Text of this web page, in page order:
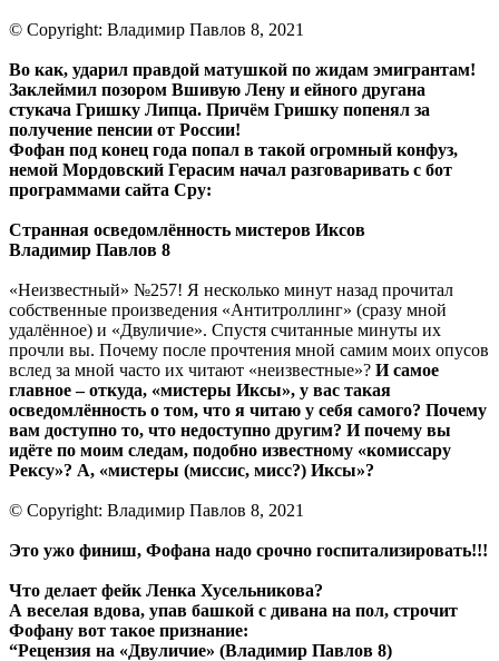
© Copyright: Владимир Павлов 8, 2021
Во как, ударил правдой матушкой по жидам эмигрантам!
Заклеймил позором Вшивую Лену и ейного другана
стукача Гришку Липца. Причём Гришку попенял за
получение пенсии от России!
Фофан под конец года попал в такой огромный конфуз,
немой Мордовский Герасим начал разговаривать с бот
программами сайта Сру:
Странная осведомлённость мистеров Иксов
Владимир Павлов 8
«Неизвестный» №257! Я несколько минут назад прочитал
собственные произведения «Антитроллинг» (сразу мной
удалённое) и «Двуличие». Спустя считанные минуты их
прочли вы. Почему после прочтения мной самим моих опусов
вслед за мной часто их читают «неизвестные»? И самое
главное – откуда, «мистеры Иксы», у вас такая
осведомлённость о том, что я читаю у себя самого? Почему
вам доступно то, что недоступно другим? И почему вы
идёте по моим следам, подобно известному «комиссару
Рексу»? А, «мистеры (миссис, мисс?) Иксы»?
© Copyright: Владимир Павлов 8, 2021
Это ужо финиш, Фофана надо срочно госпитализировать!!!
Что делает фейк Ленка Хусельникова?
А веселая вдова, упав башкой с дивана на пол, строчит
Фофану вот такое признание:
“Рецензия на «Двуличие» (Владимир Павлов 8)